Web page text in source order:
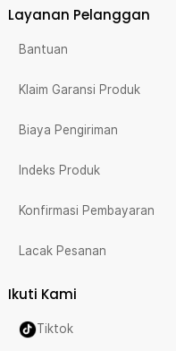
Layanan Pelanggan
Bantuan
Klaim Garansi Produk
Biaya Pengiriman
Indeks Produk
Konfirmasi Pembayaran
Lacak Pesanan
Ikuti Kami
Tiktok